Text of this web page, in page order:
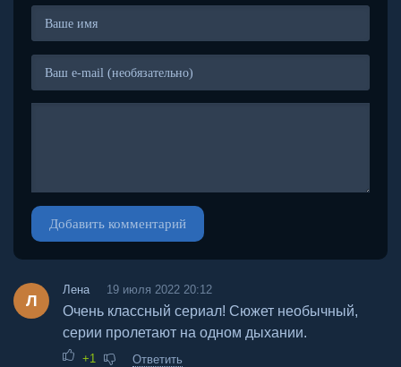
Добавить комментарий
Л
Лена 19 июля 2022 20:12
Очень классный сериал! Сюжет необычный,
серии пролетают на одном дыхании.
+1 Ответить